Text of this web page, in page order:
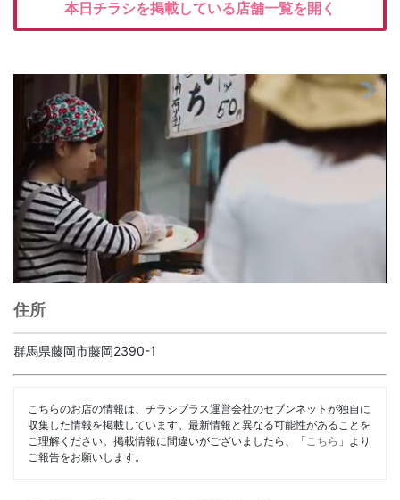
本日チラシを掲載している店舗一覧を開く
住所
群馬県藤岡市藤岡2390-1
こちらのお店の情報は、チラシプラス運営会社のセブンネットが独自に
収集した情報を掲載しています。最新情報と異なる可能性があることを
ご理解ください。掲載情報に間違いがございましたら、「 こちら 」より
ご報告をお願いします。